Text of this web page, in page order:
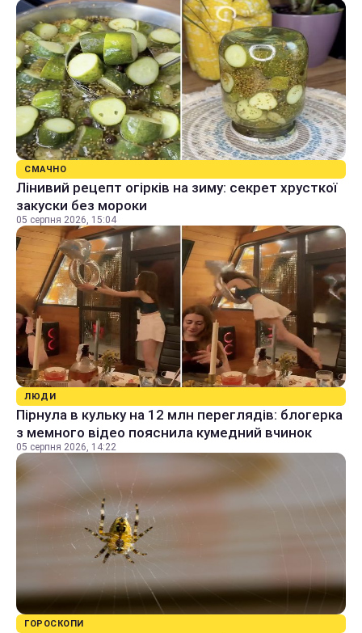
СМАЧНО
Лінивий рецепт огірків на зиму: секрет хрусткої
закуски без мороки
05 серпня 2026, 15:04
ЛЮДИ
Пірнула в кульку на 12 млн переглядів: блогерка
з мемного відео пояснила кумедний вчинок
05 серпня 2026, 14:22
ГОРОСКОПИ